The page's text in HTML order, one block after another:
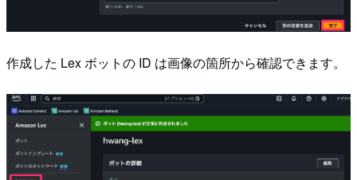
作成した Lex ボットの ID は画像の箇所から確認できます。